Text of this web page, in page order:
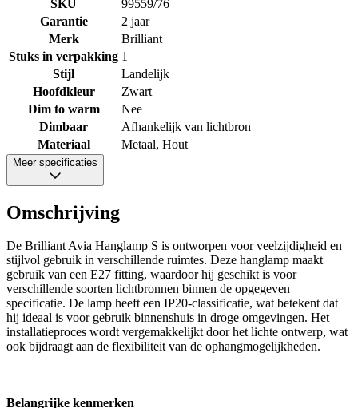
SKU
99559/76
Garantie
2 jaar
Merk
Brilliant
Stuks in verpakking 1
Stijl
Landelijk
Hoofdkleur
Zwart
Dim to warm
Nee
Dimbaar
Afhankelijk van lichtbron
Materiaal
Metaal, Hout
Meer specificaties
Omschrijving
De Brilliant Avia Hanglamp S is ontworpen voor veelzijdigheid en
stijlvol gebruik in verschillende ruimtes. Deze hanglamp maakt
gebruik van een E27 fitting, waardoor hij geschikt is voor
verschillende soorten lichtbronnen binnen de opgegeven
specificatie. De lamp heeft een IP20-classificatie, wat betekent dat
hij ideaal is voor gebruik binnenshuis in droge omgevingen. Het
installatieproces wordt vergemakkelijkt door het lichte ontwerp, wat
ook bijdraagt aan de flexibiliteit van de ophangmogelijkheden.
Belangrijke kenmerken